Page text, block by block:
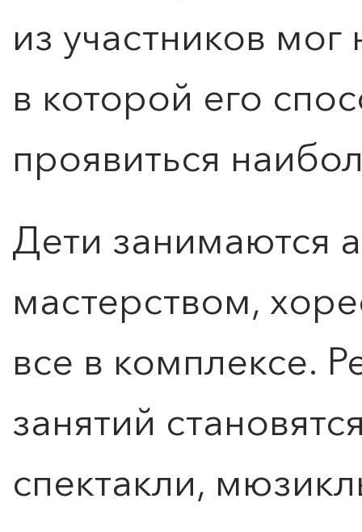
из участников мог
в которой его
проявиться
Дети занимаются
мастерством,
все в комплексе.
занятий
спектакли,